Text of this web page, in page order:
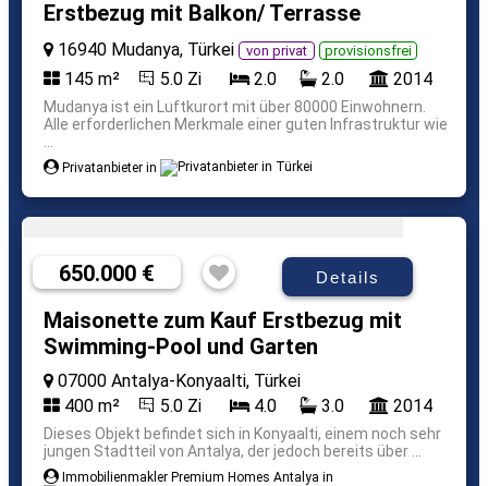
Erstbezug mit Balkon/ Terrasse
16940 Mudanya, Türkei von privat provisionsfrei
145 m² 5.0 Zi 2.0 2.0 2014
Mudanya ist ein Luftkurort mit über 80000 Einwohnern.
Alle erforderlichen Merkmale einer guten Infrastruktur wie
Privatanbieter in
650.000 € Details
Maisonette zum Kauf Erstbezug mit
Swimming-Pool und Garten
07000 Antalya-Konyaalti, Türkei
400 m²
5.0 Zi 4.0 3.0 2014
Dieses Objekt befindet sich in Konyaalti, einem noch sehr
jungen Stadtteil von Antalya, der jedoch bereits über ...
Immobilienmakler Premium Homes Antalya in